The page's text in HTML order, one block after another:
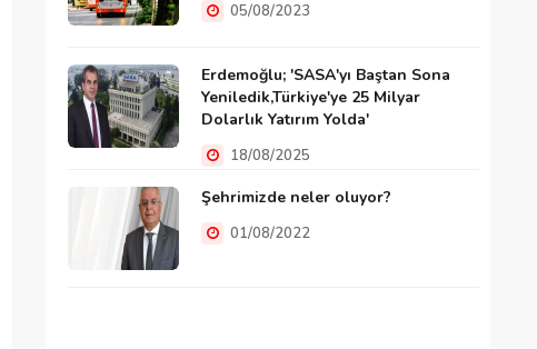
05/08/2023
Erdemoğlu; 'SASA'yı Baştan Sona
Yeniledik,Türkiye'ye 25 Milyar
Dolarlık Yatırım Yolda'
18/08/2025
Şehrimizde neler oluyor?
01/08/2022